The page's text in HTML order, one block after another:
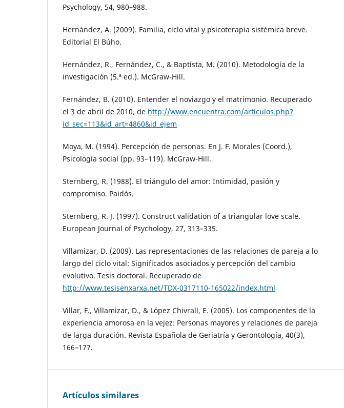
Psychology, 54, 980–988.
Hernández, A. (2009). Familia, ciclo vital y psicoterapia sistémica breve.
Editorial El Búho.
Hernández, R., Fernández, C., & Baptista, M. (2010). Metodología de la
investigación (5.ª ed.). McGraw-Hill.
Fernández, B. (2010). Entender el noviazgo y el matrimonio. Recuperado
el 3 de abril de 2010, de http://www.encuentra.com/artículos.php?
id_sec=113&id_art=4860&id_ejem
Moya, M. (1994). Percepción de personas. En J. F. Morales (Coord.),
Psicología social (pp. 93–119). McGraw-Hill.
Sternberg, R. (1988). El triángulo del amor: Intimidad, pasión y
compromiso. Paidós.
Sternberg, R. J. (1997). Construct validation of a triangular love scale.
European Journal of Psychology, 27, 313–335.
Villamizar, D. (2009). Las representaciones de las relaciones de pareja a lo
largo del ciclo vital: Significados asociados y percepción del cambio
evolutivo. Tesis doctoral. Recuperado de
http://www.tesisenxarxa.net/TDX-0317110-165022/index.html
Villar, F., Villamizar, D., & López Chivrall, E. (2005). Los componentes de la
experiencia amorosa en la vejez: Personas mayores y relaciones de pareja
de larga duración. Revista Española de Geriatría y Gerontología, 40(3),
166–177.
Artículos similares